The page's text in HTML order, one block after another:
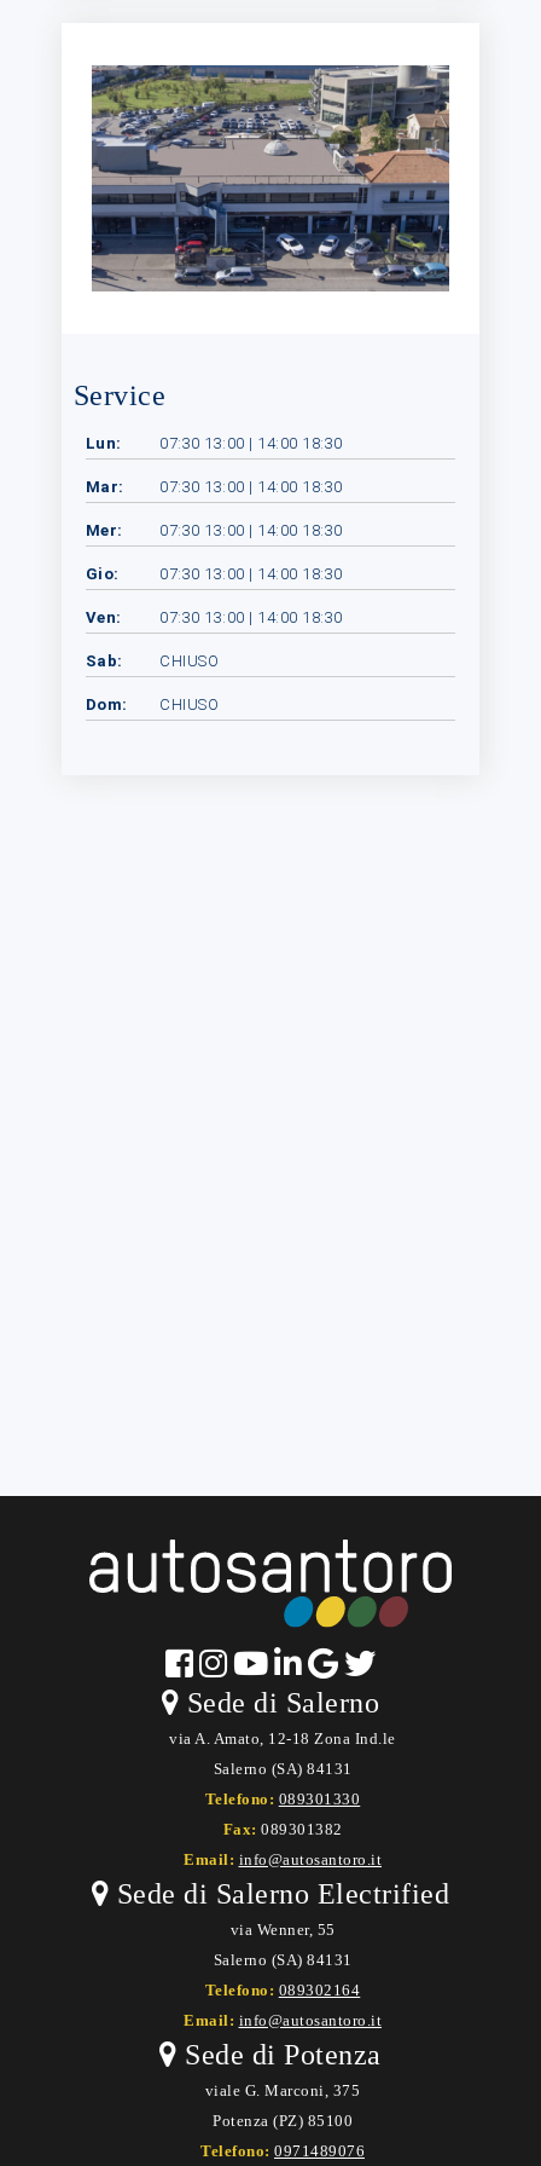
Service
Lun: 07:30 13:00 | 14:00 18:30
Mar: 07:30 13:00 | 14:00 18:30
Mer: 07:30 13:00 | 14:00 18:30
Gio: 07:30 13:00 | 14:00 18:30
Ven: 07:30 13:00 | 14:00 18:30
Sab: CHIUSO
Dom: CHIUSO
Sede di Salerno
via A. Amato, 12-18 Zona Ind.le
Salerno (SA) 84131
Telefono: 089301330
Fax: 089301382
Email: info@autosantoro.it
Sede di Salerno Electrified
via Wenner, 55
Salerno (SA) 84131
Telefono: 089302164
Email: info@autosantoro.it
Sede di Potenza
viale G. Marconi, 375
Potenza (PZ) 85100
Telefono: 0971489076